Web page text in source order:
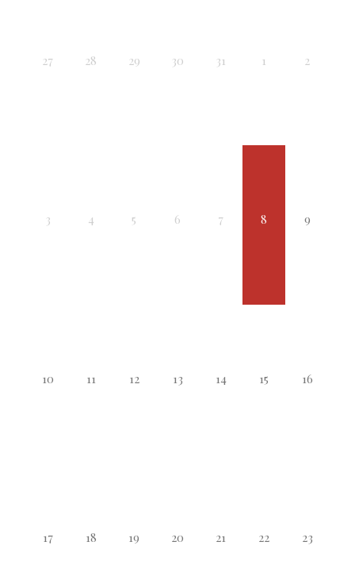
27 28 29 30 31 1 2
3 4 5 6 7 8 9
10 11 12 13 14 15 16
17 18 19 20 21 22 23